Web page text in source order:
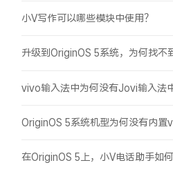
小V写作可以哪些模块中使用？
vivo输入法中为何没有Jovi输入法
在OriginOS 5上，小V电话助手如何